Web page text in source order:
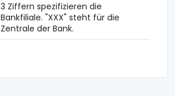
3 Ziffern spezifizieren die
Bankfiliale. "XXX" steht für die
Zentrale der Bank.